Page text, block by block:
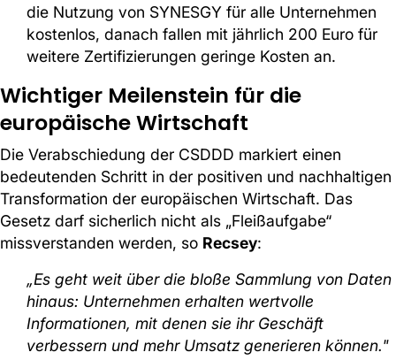
die Nutzung von SYNESGY für alle Unternehmen
kostenlos, danach fallen mit jährlich 200 Euro für
weitere Zertifizierungen geringe Kosten an.
Wichtiger Meilenstein für die
europäische Wirtschaft
Die Verabschiedung der CSDDD markiert einen
bedeutenden Schritt in der positiven und nachhaltigen
Transformation der europäischen Wirtschaft. Das
Gesetz darf sicherlich nicht als „Fleißaufgabe“
missverstanden werden, so Recsey:
„Es geht weit über die bloße Sammlung von Daten
hinaus: Unternehmen erhalten wertvolle
Informationen, mit denen sie ihr Geschäft
verbessern und mehr Umsatz generieren können."